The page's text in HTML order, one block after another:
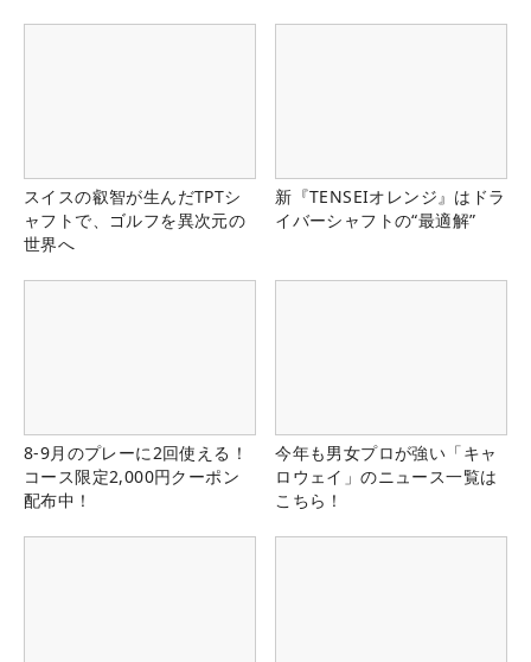
スイスの叡智が生んだTPTシ
ャフトで、ゴルフを異次元の
世界へ
新『TENSEIオレンジ』はドラ
イバーシャフトの“最適解”
8-9月のプレーに2回使える！
コース限定2,000円クーポン
配布中！
今年も男女プロが強い「キャ
ロウェイ」のニュース一覧は
こちら！